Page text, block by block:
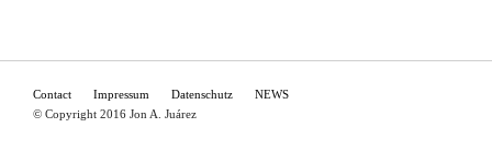
Contact Impressum Datenschutz
NEWS
© Copyright 2016 Jon A. Juárez